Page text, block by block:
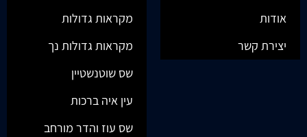
אודות
יצירת קשר
מקראות גדולות
מקראות גדולות נך
שס שוטנשטיין
עין איה ברכות
שס עוז והדר מורחב